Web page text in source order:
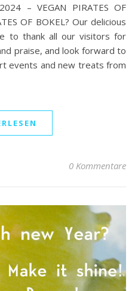
– VEGAN PIRATES OF
OF BOKEL? Our delicious
to thank all our visitors for
praise, and look forward to
events and new treats from
0 Kommentare